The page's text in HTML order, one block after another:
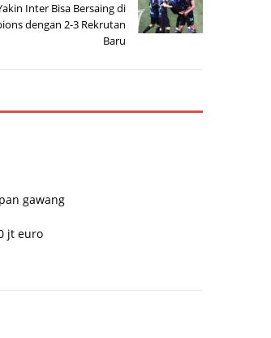
Inter Bisa Bersaing di
dengan 2-3 Rekrutan
Baru
gawang
jt euro